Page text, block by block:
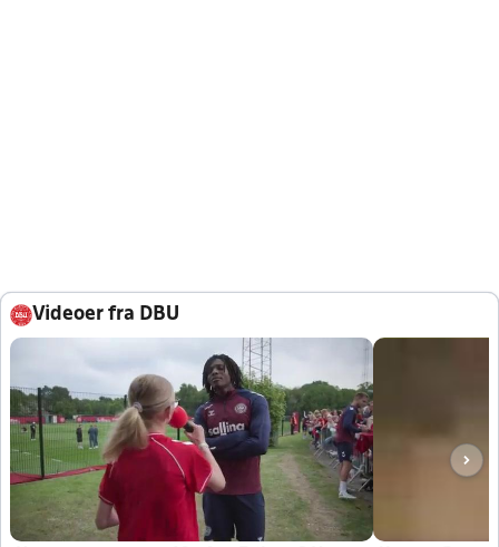
Videoer fra DBU